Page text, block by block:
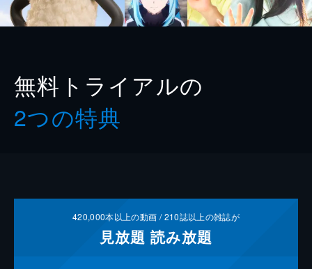
無料トライアルの
2つの特典
420,000本以上の動画 /210誌以上の雑誌が
見放題 読み放題